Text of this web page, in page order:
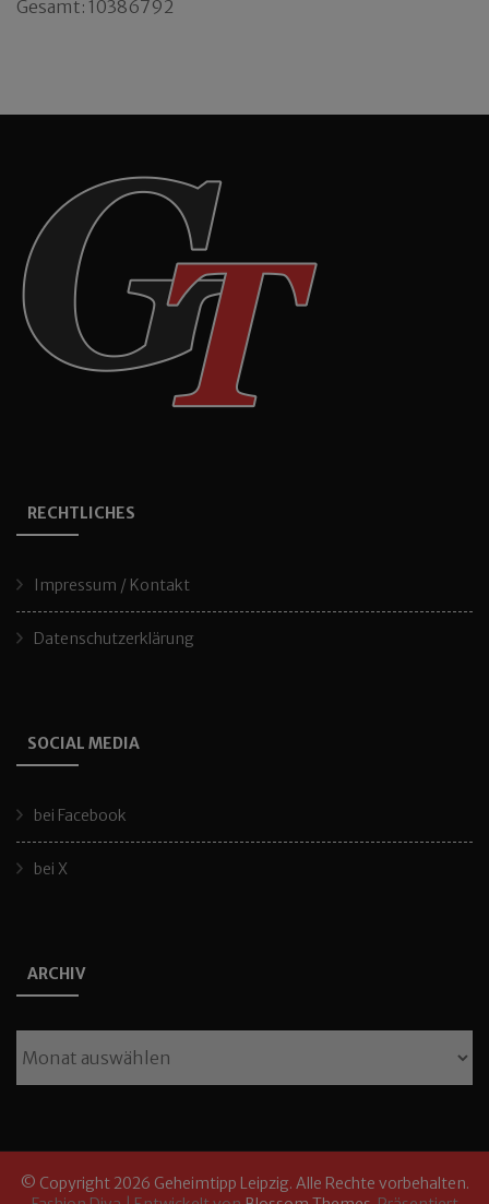
Gesamt: 10386792
RECHTLICHES
Impressum / Kontakt
Datenschutzerklärung
SOCIAL MEDIA
bei Facebook
bei X
ARCHIV
© Copyright 2026 Geheimtipp Leipzig. Alle Rechte vorbehalten.